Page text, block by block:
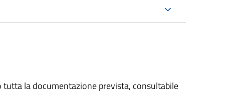
la documentazione prevista, consultabile